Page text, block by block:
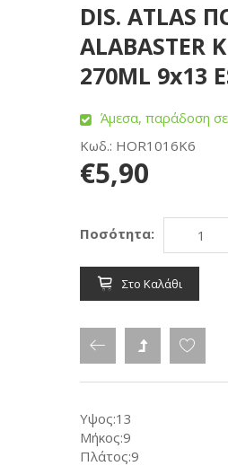
DIS. ATLAS
ALABASTER
270ML 9x13
Άμεσα, παράδοση
Κωδ.: HOR1016K6
€5,90
Ποσότητα:
Στο Καλάθι
Υψος:13
Μήκος:9
Πλάτος:9